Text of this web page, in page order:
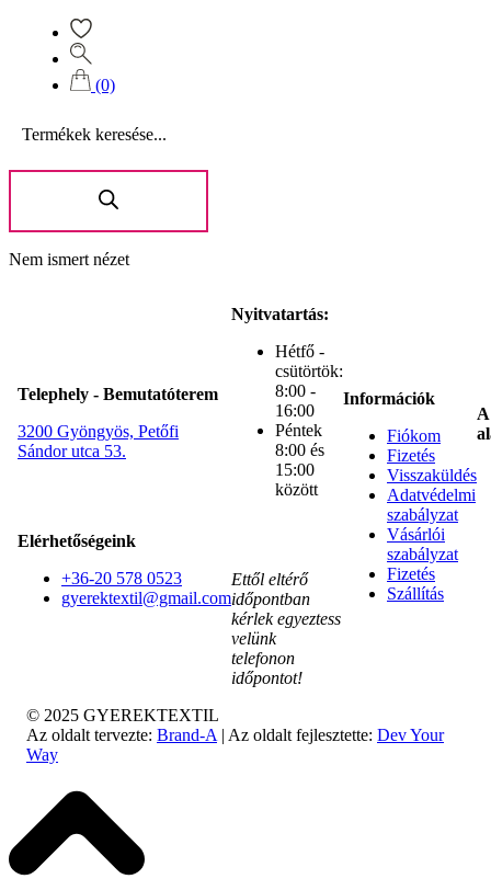
(0)
search
Nem ismert nézet
Telephely - Bemutatóterem
3200 Gyöngyös, Petőfi
Sándor utca 53.
Elérhetőségeink
+36-20 578 0523
gyerektextil@gmail.com
Nyitvatartás:
Hétfő -
csütörtök:
8:00 -
16:00
Péntek
8:00 és
15:00
között
Ettől eltérő
időpontban
kérlek egyeztess
velünk
telefonon
időpontot!
Információk
Fiókom
Fizetés
Visszaküldés
Adatvédelmi
szabályzat
Vásárlói
szabályzat
Fizetés
Szállítás
© 2025 GYEREKTEXTIL
Az oldalt tervezte: Brand-A | Az oldalt fejlesztette: Dev Your
Way